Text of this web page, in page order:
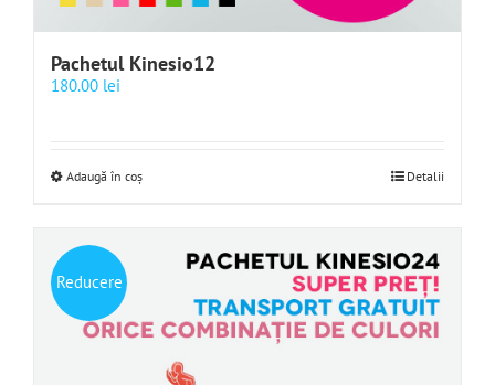
Pachetul Kinesio12
180.00 lei
Adaugă în coș Detalii
Reducere